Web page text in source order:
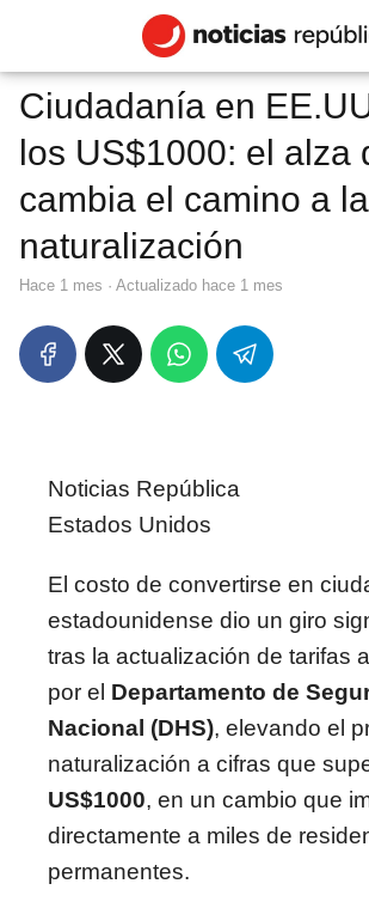
Ciudadanía en
los US$1000: el alza
cambia el camino a la
naturalización
hace 1 mes · Actualizado hace 1 mes
Noticias República
Estados Unidos
El costo de convertirse en
estadounidense dio un giro
tras la actualización de tarifas
por el Departamento de
Nacional (DHS), elevando el
naturalización a cifras que
US$1000, en un cambio que
directamente a miles de
permanentes.